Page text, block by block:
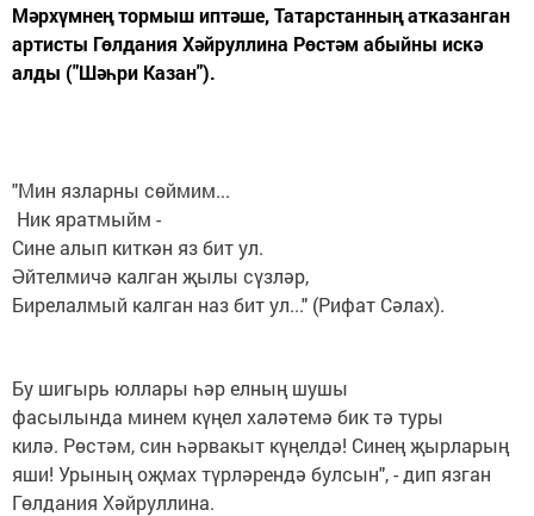
Мәрхүмнең тормыш иптәше, Татарстанның атказанган
артисты Гөлдания Хәйруллина Рөстәм абыйны искә
алды ("Шәһри Казан").
"Мин язларны сөймим...
Ник яратмыйм -
Сине алып киткән яз бит ул.
Әйтелмичә калган җылы сүзләр,
Бирелалмый калган наз бит ул..." (Рифат Сәлах).
Бу шигырь юллары һәр елның шушы
фасылында минем күңел халәтемә бик тә туры
килә. Рөстәм, син һәрвакыт күңелдә! Синең җырларың
яши! Урының оҗмах түрләрендә булсын", - дип язган
Гөлдания Хәйруллина.